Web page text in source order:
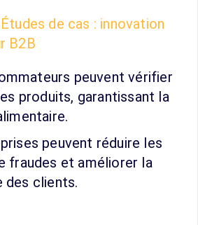
Études de cas : innovation
B2B
peuvent vérifier
produits, garantissant la
peuvent réduire les
fraudes et améliorer la
des clients.